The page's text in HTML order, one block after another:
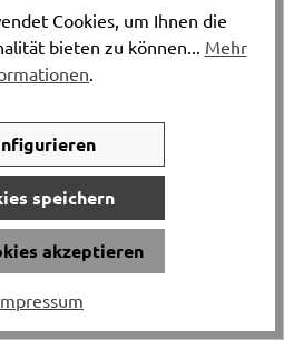
Cookies, um Ihnen die
bieten zu können... Mehr
.
speichern
akzeptieren